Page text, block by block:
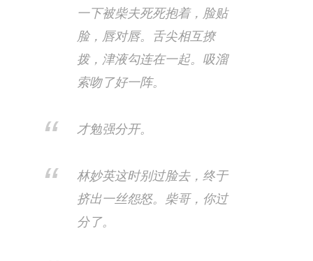
一下被柴夫死死抱着，脸贴
脸，唇对唇。舌尖相互撩
拨，津液勾连在一起。吸溜
索吻了好一阵。
才勉强分开。
林妙英这时别过脸去，终于
挤出一丝怨怒。柴哥，你过
分了。